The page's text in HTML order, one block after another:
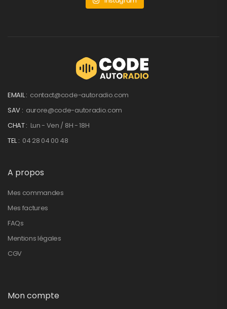
EMAIL : contact@code-autoradio.com
SAV : aurore@code-autoradio.com
CHAT : Lun - Ven / 8H - 18H
TEL : 04 28 04 00 48
A propos
Mes commandes
Mes factures
FAQs
Mentions légales
CGV
Mon compte